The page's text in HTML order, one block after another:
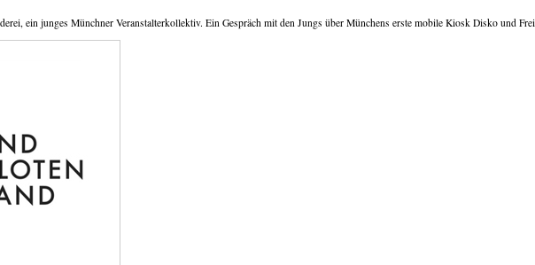
ein junges Münchner Veranstalterkollektiv. Ein Gespräch mit den Jungs über Münchens erste mobile Kiosk Disko und